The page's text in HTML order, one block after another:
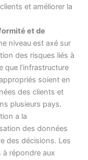
et améliorer la
et de
niveau est axé sur
des risques liés à
que l’infrastructure
soient en
des clients et
plusieurs pays.
a la
des données
des décisions. Les
répondre aux